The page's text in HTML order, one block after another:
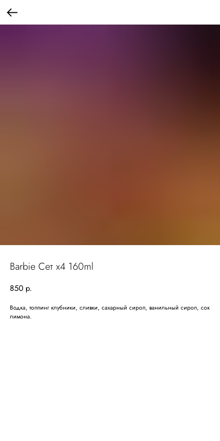
Barbie Сет х4 160ml
850 р.
Водка, топпинг клубники, сливки, сахарный сироп, ванильный сироп, сок
лимона.